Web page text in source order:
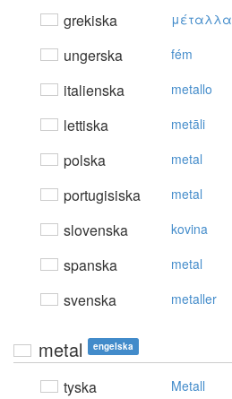
grekiska μέταλλα
ungerska fém
italienska metallo
lettiska metāli
polska metal
portugisiska metal
slovenska kovina
spanska metal
svenska metaller
metal engelska
tyska Metall